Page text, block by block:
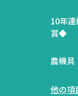
10年
賞◆
農機具
他の項